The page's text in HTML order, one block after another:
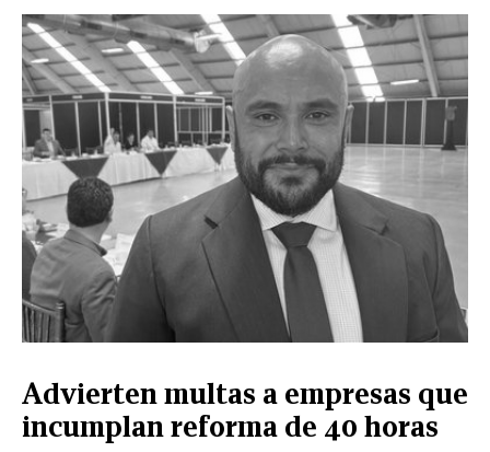
Advierten multas a empresas que
incumplan reforma de 40 horas